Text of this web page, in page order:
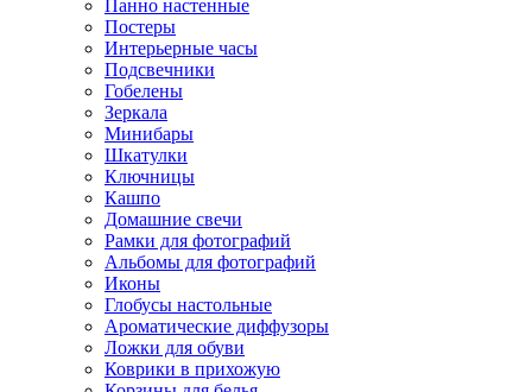
Панно настенные
Постеры
Интерьерные часы
Подсвечники
Гобелены
Зеркала
Минибары
Шкатулки
Ключницы
Кашпо
Домашние свечи
Рамки для фотографий
Альбомы для фотографий
Иконы
Глобусы настольные
Ароматические диффузоры
Ложки для обуви
Коврики в прихожую